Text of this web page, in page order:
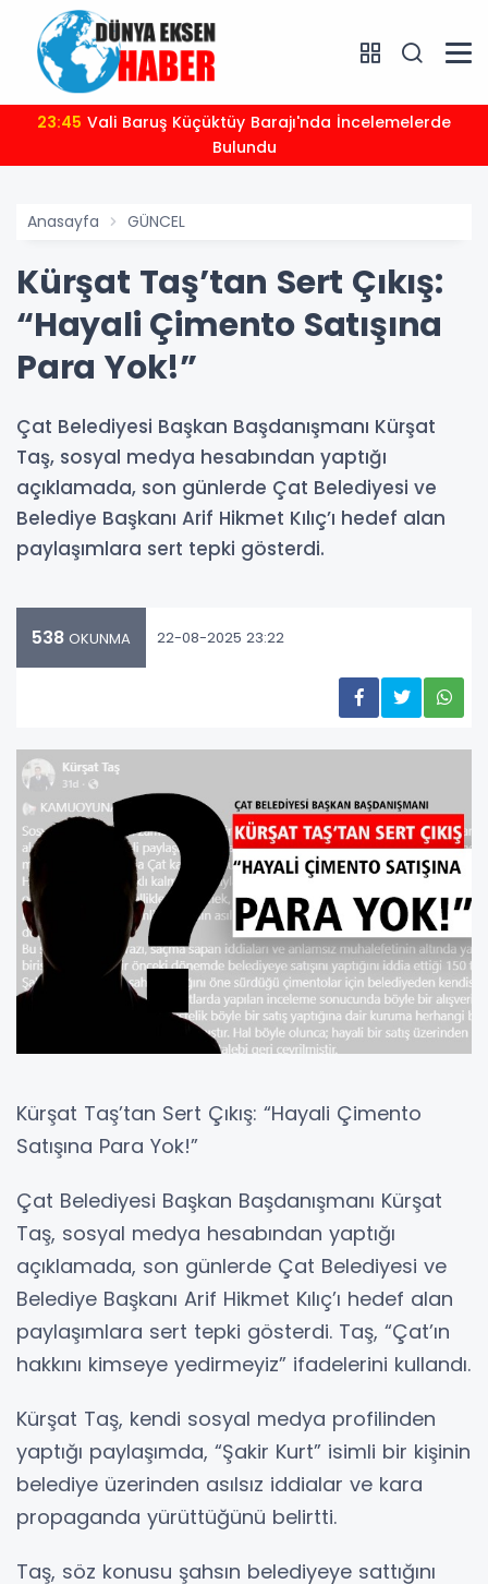
23:45
Bulundu
Anasayfa GÜNCEL
Kürşat Taş’tan Sert Çıkış:
“Hayali Çimento Satışına
Para Yok!”
Çat Belediyesi Başkan Başdanışmanı Kürşat
Taş, sosyal medya hesabından yaptığı
açıklamada, son günlerde Çat Belediyesi ve
Belediye Başkanı Arif Hikmet Kılıç’ı hedef alan
paylaşımlara sert tepki gösterdi.
538 OKUNMA 22-08-2025 23:22
Kürşat Taş’tan Sert Çıkış: “Hayali Çimento
Satışına Para Yok!”
Çat Belediyesi Başkan Başdanışmanı Kürşat
Taş, sosyal medya hesabından yaptığı
açıklamada, son günlerde Çat Belediyesi ve
Belediye Başkanı Arif Hikmet Kılıç’ı hedef alan
paylaşımlara sert tepki gösterdi. Taş, “Çat’ın
hakkını kimseye yedirmeyiz” ifadelerini kullandı.
Kürşat Taş, kendi sosyal medya profilinden
yaptığı paylaşımda, “Şakir Kurt” isimli bir kişinin
belediye üzerinden asılsız iddialar ve kara
propaganda yürüttüğünü belirtti.
Taş, söz konusu şahsın belediyeye sattığını